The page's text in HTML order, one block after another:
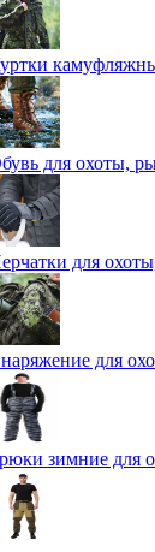
для охоты,
для
для
зимние для